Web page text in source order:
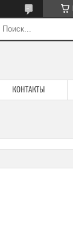
КОНТАКТЫ